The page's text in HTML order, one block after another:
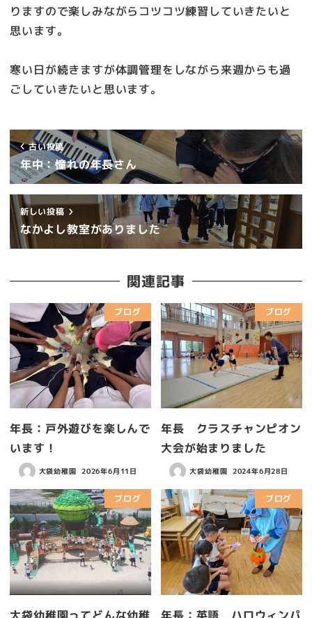
りますので楽しみながらコツコツ練習していきたいと
思います。
寒い日が続きますが体調管理をしながら来週からも過
ごしていきたいと思います。
古い投稿
年中：憧れの年長さん
新しい投稿
なかよし教室がありました
関連記事
ブログ
年長：戸外遊びを楽しんで
います！
大袋幼稚園 2026年6月11日
ブログ
年長 クラスチャンピオン
大会が始まりました
大袋幼稚園 2024年6月28日
ブログ ブログ